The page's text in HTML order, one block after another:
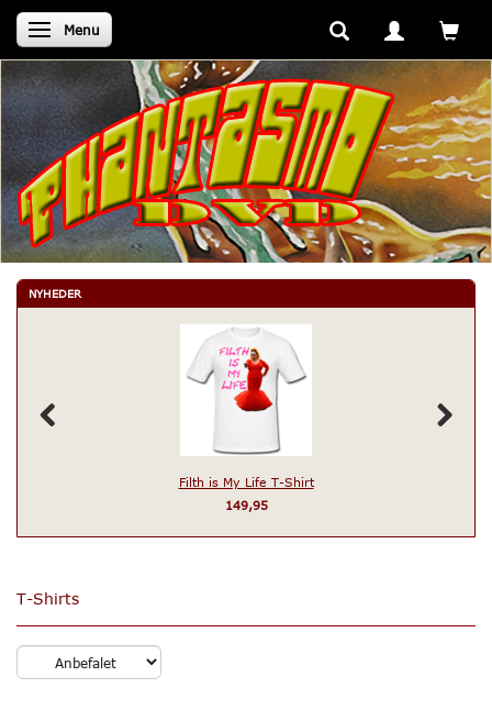
Skifte navigation
Menu
NYHEDER
Filth is My Life T-Shirt
149,95
T-Shirts